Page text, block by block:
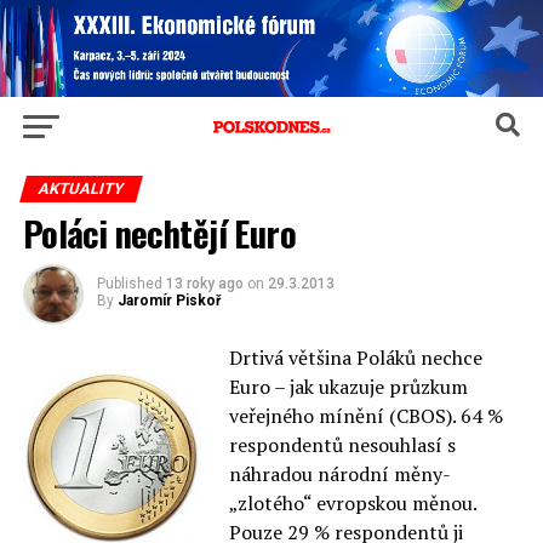
AKTUALITY
Poláci nechtějí Euro
Published 13 roky ago on 29.3.2013
By Jaromír Piskoř
Drtivá většina Poláků nechce
Euro – jak ukazuje průzkum
veřejného mínění (CBOS). 64 %
respondentů nesouhlasí s
náhradou národní měny-
„zlotého“ evropskou měnou.
Pouze 29 % respondentů ji